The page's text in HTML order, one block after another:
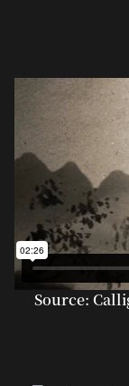
Source: